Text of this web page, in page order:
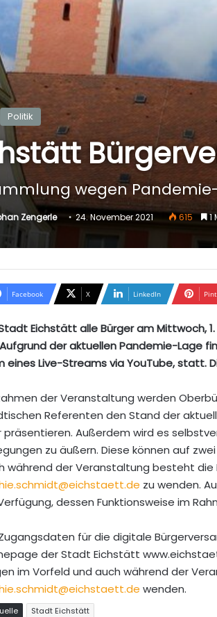
Politik
wegen
Zengerle 24. November 2021 615 1
Facebook X LinkedIn
Eichstätt alle Bürger am Mittwoch,
der aktuellen Pandemie-Lage
eines Live-Streams via YouTube, statt.
der Veranstaltung werden
Referenten den Stand der
präsentieren. Außerdem wird es
zu äußern. Diese können auf
während der Veranstaltung besteht die
zu wenden.
dessen Funktionsweise im
für die digitale
der Stadt Eichstätt
im Vorfeld und auch während der
wenden.
Stadt Eichstätt